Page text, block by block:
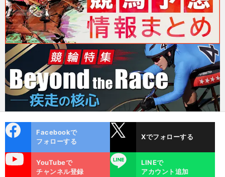
ok
Facebookで
フォローする
Xでフォローする
YouTubeで
チャンネル登録
LINE
LINEで
アカウント追加